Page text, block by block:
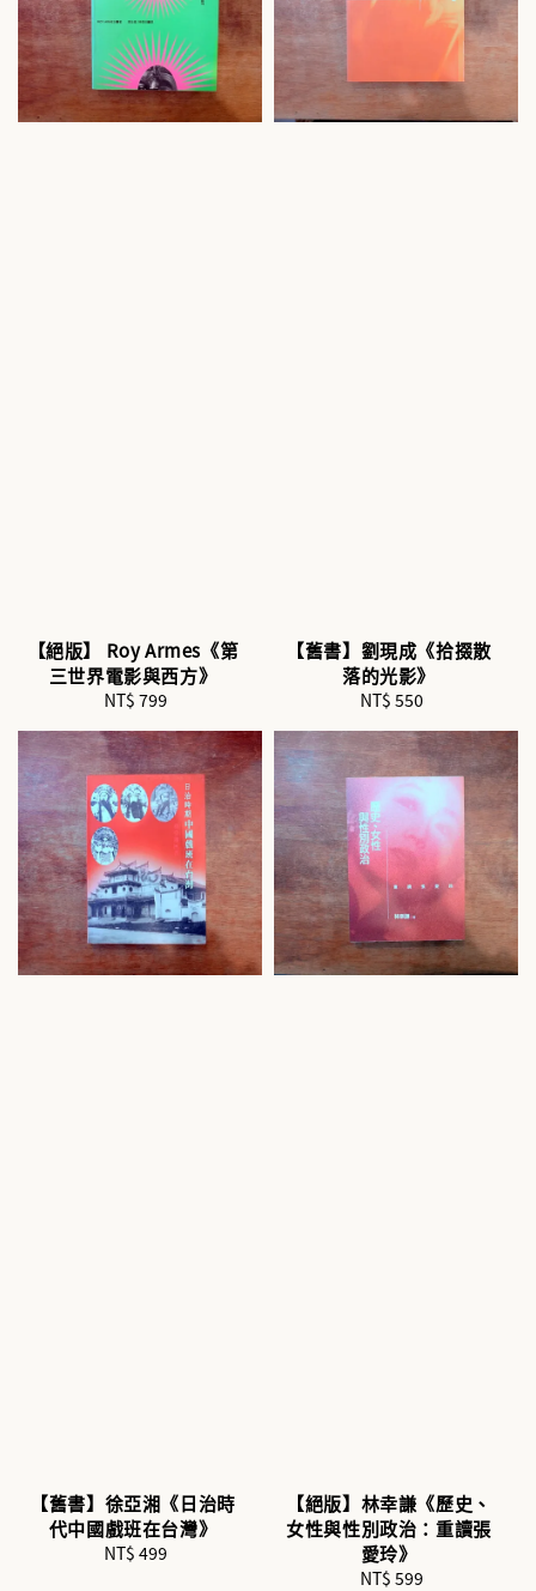
【絕版】 Roy Armes《第
三世界電影與西方》
Regular
NT$ 799
【舊書】劉現成《拾掇散
落的光影》
Regular
NT$ 550
【舊書】徐亞湘《日治時
代中國戲班在台灣》
Regular
NT$ 499
【絕版】林幸謙《歷史、
女性與性別政治：重讀張
愛玲》
Regular
NT$ 599